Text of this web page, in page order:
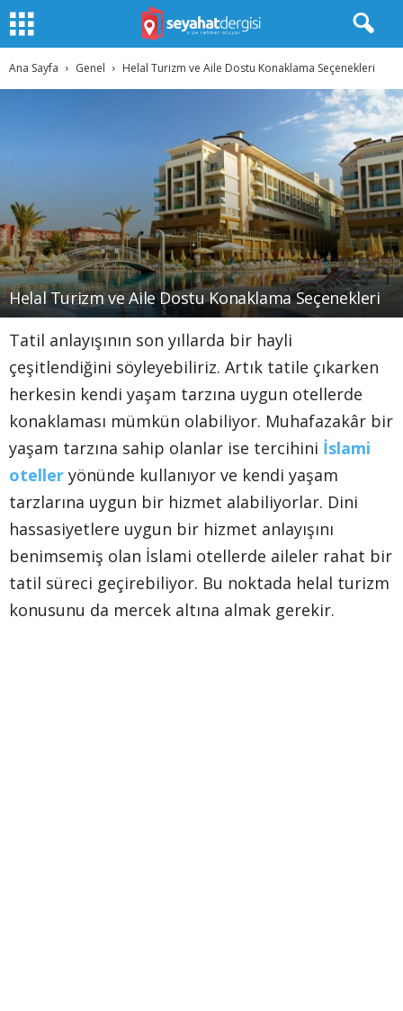
Ana Sayfa Genel Helal Turizm ve Aile Dostu Konaklama Seçenekleri
Helal Turizm ve Aile Dostu Konaklama Seçenekleri
Tatil anlayışının son yıllarda bir hayli
çeşitlendiğini söyleyebiliriz. Artık tatile çıkarken
herkesin kendi yaşam tarzına uygun otellerde
konaklaması mümkün olabiliyor. Muhafazakâr bir
yaşam tarzına sahip olanlar ise tercihini İslami
oteller yönünde kullanıyor ve kendi yaşam
tarzlarına uygun bir hizmet alabiliyorlar. Dini
hassasiyetlere uygun bir hizmet anlayışını
benimsemiş olan İslami otellerde aileler rahat bir
tatil süreci geçirebiliyor. Bu noktada helal turizm
konusunu da mercek altına almak gerekir.